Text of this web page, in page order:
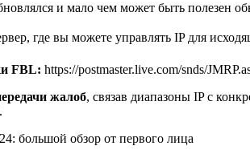
и мало чем может быть полезен
где вы можете управлять IP для
FBL: https://postmaster.live.com/snds/
жалоб, связав диапазоны IP с